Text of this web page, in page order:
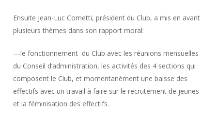
Ensuite Jean-Luc Cometti, président du Club, a mis en avant
plusieurs thèmes dans son rapport moral:
—le fonctionnement du Club avec les réunions mensuelles
du Conseil d’administration, les activités des 4 sections qui
composent le Club, et momentanément une baisse des
effectifs avec un travail à faire sur le recrutement de jeunes
et la féminisation des effectifs.